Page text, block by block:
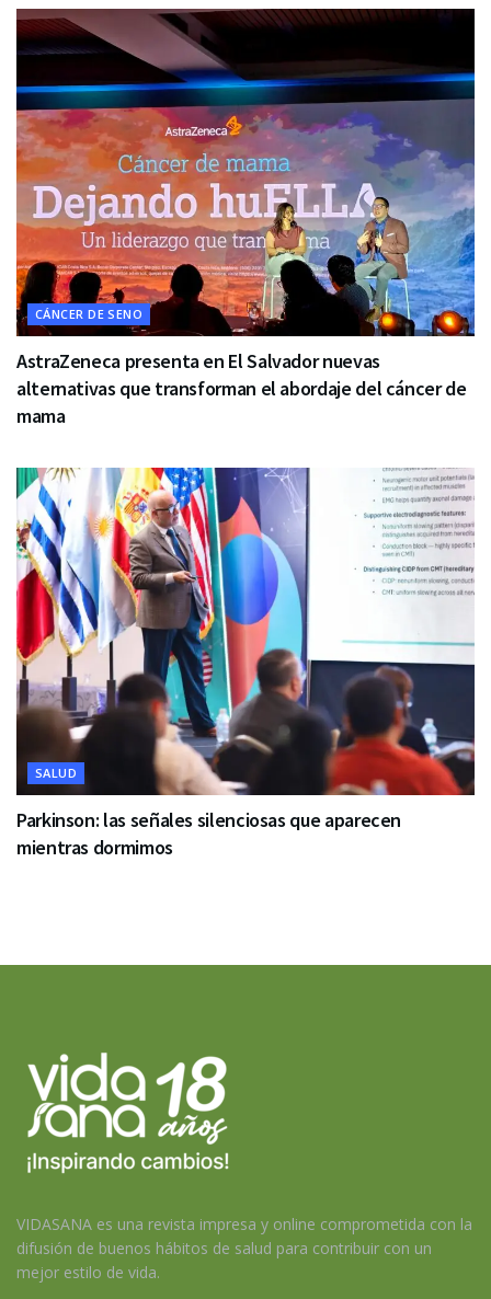
CÁNCER DE SENO
AstraZeneca presenta en El Salvador nuevas
alternativas que transforman el abordaje del cáncer de
mama
SALUD
Parkinson: las señales silenciosas que aparecen
mientras dormimos
VIDASANA es una revista impresa y online comprometida con la
difusión de buenos hábitos de salud para contribuir con un
mejor estilo de vida.